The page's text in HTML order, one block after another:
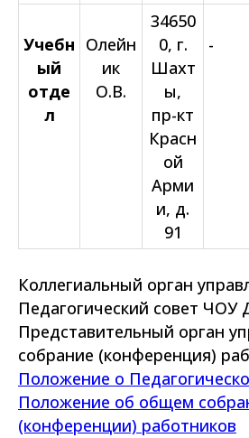
Учебн
ый
отде
л
Олейн
ик
О.В.
34650
0, г.
Шахт
ы,
пр-кт
Красн
ой
Арми
и, д.
91
-
Коллегиальный орган
Педагогический совет
Представительный орган
собрание (конференция)
Положение о
Положение об общем
(конференции) работников